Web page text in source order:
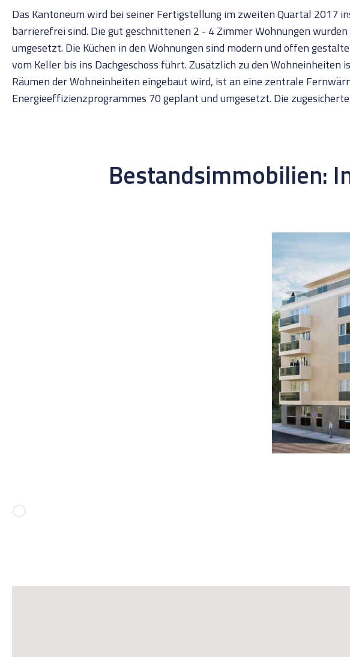
Das Kantoneum wird bei seiner Fertigstellung im zweiten Quartal 2017
barrierefrei sind. Die gut geschnittenen 2 - 4 Zimmer Wohnungen
umgesetzt. Die Küchen in den Wohnungen sind modern und offen
vom Keller bis ins Dachgeschoss führt. Zusätzlich zu den
Räumen der Wohneinheiten eingebaut wird, ist an eine zentrale
Energieeffizienzprogrammes 70 geplant und umgesetzt. Die
Bestandsimmobilien: